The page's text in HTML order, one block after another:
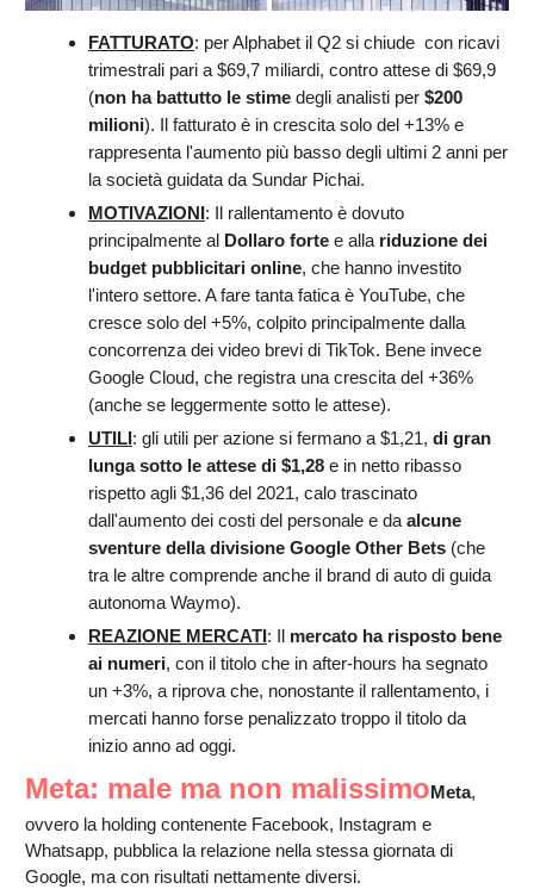
FATTURATO: per Alphabet il Q2 si chiude con ricavi
trimestrali pari a $69,7 miliardi, contro attese di $69,9
(non ha battutto le stime degli analisti per $200
milioni). Il fatturato è in crescita solo del +13% e
rappresenta l'aumento più basso degli ultimi 2 anni per
la società guidata da Sundar Pichai.
MOTIVAZIONI: Il rallentamento è dovuto
principalmente al Dollaro forte e alla riduzione dei
budget pubblicitari online, che hanno investito
l'intero settore. A fare tanta fatica è YouTube, che
cresce solo del +5%, colpito principalmente dalla
concorrenza dei video brevi di TikTok. Bene invece
Google Cloud, che registra una crescita del +36%
(anche se leggermente sotto le attese).
UTILI: gli utili per azione si fermano a $1,21, di gran
lunga sotto le attese di $1,28 e in netto ribasso
rispetto agli $1,36 del 2021, calo trascinato
dall'aumento dei costi del personale e da alcune
sventure della divisione Google Other Bets (che
tra le altre comprende anche il brand di auto di guida
autonoma Waymo).
REAZIONE MERCATI: Il mercato ha risposto bene
ai numeri, con il titolo che in after-hours ha segnato
un +3%, a riprova che, nonostante il rallentamento, i
mercati hanno forse penalizzato troppo il titolo da
inizio anno ad oggi.
Meta: male ma non malissimoMeta,
ovvero la holding contenente Facebook, Instagram e
Whatsapp, pubblica la relazione nella stessa giornata di
Google, ma con risultati nettamente diversi.